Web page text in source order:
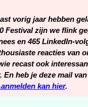
vorig jaar hebben
Festival zijn we flink
en 465 LinkedIn-
reacties van
recast ook
En heb je deze mail
kan hier.